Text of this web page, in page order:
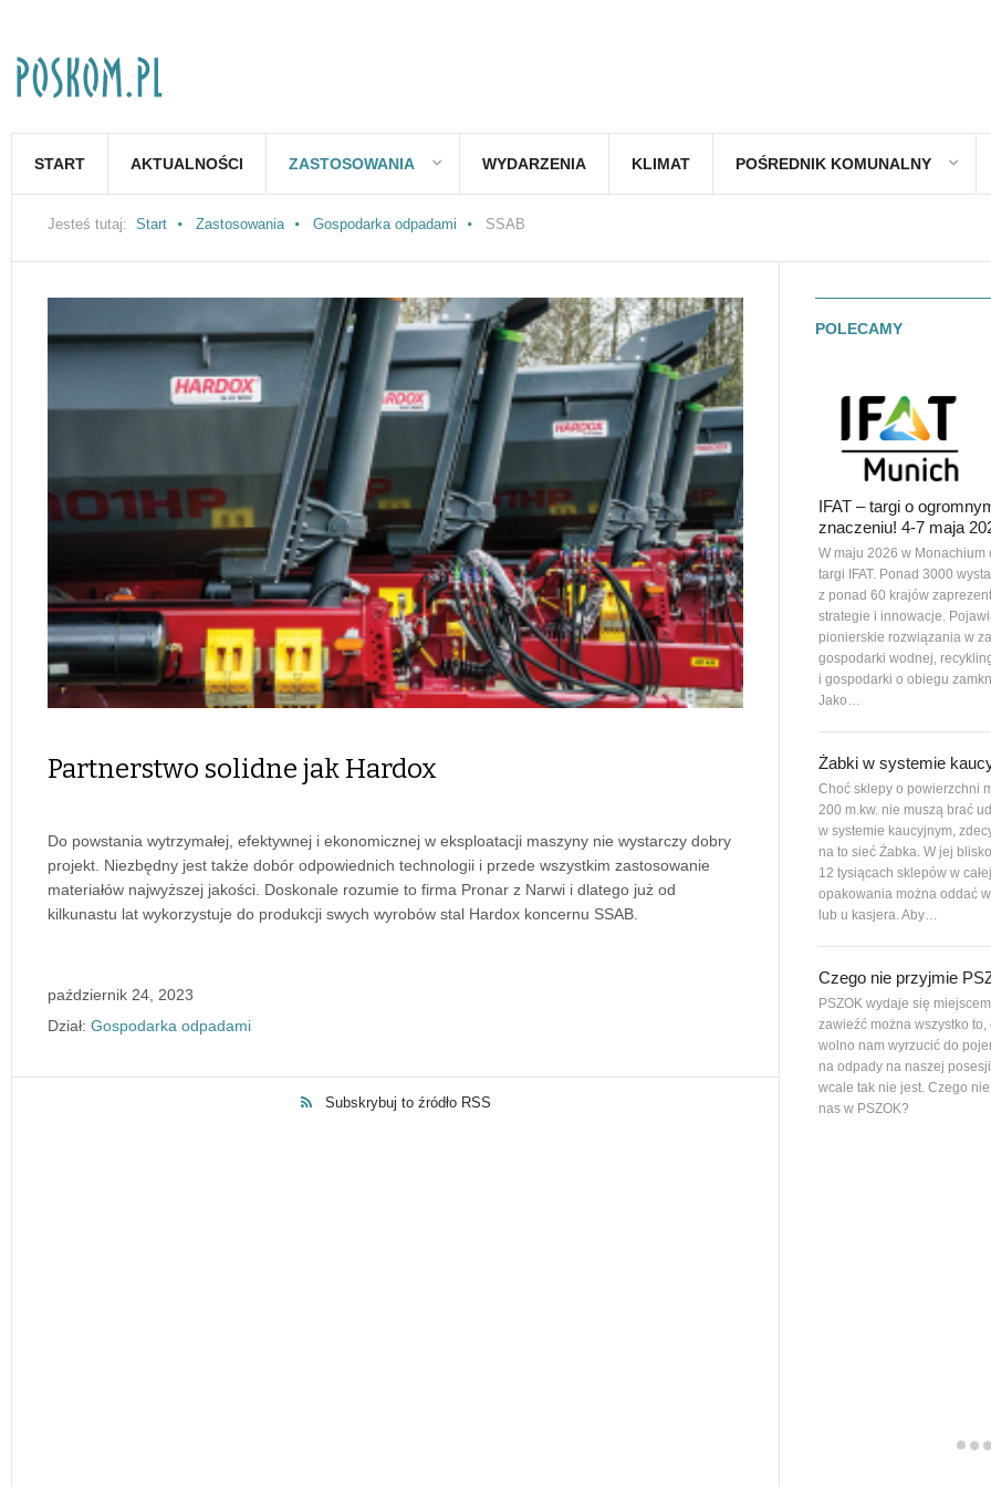
START AKTUALNOŚCI ZASTOSOWANIA WYDARZENIA KLIMAT POŚREDNIK KOMUNALNY
Jesteś tutaj: Start Zastosowania Gospodarka odpadami SSAB
Partnerstwo solidne jak Hardox
Do powstania wytrzymałej, efektywnej i ekonomicznej w eksploatacji maszyny nie wystarczy dobry
projekt. Niezbędny jest także dobór odpowiednich technologii i przede wszystkim zastosowanie
materiałów najwyższej jakości. Doskonale rozumie to firma Pronar z Narwi i dlatego już od
kilkunastu lat wykorzystuje do produkcji swych wyrobów stal Hardox koncernu SSAB.
październik 24, 2023
Dział: Gospodarka odpadami
Subskrybuj to źródło RSS
POLECAMY
IFAT – targi o
znaczeniu! 4-7 maja
W maju 2026 w Monachium
targi IFAT. Ponad 3000
z ponad 60 krajów
strategie i innowacje.
pionierskie rozwiązania w
gospodarki wodnej,
i gospodarki o obiegu
Jako…
Żabki w systemie
Choć sklepy o powierzchni
200 m.kw. nie muszą brać
w systemie kaucyjnym,
na to sieć Żabka. W jej blisko
12 tysiącach sklepów w
opakowania można oddać
lub u kasjera. Aby…
Czego nie przyjmie
PSZOK wydaje się
zawieźć można wszystko to,
wolno nam wyrzucić do
na odpady na naszej
wcale tak nie jest. Czego
nas w PSZOK?